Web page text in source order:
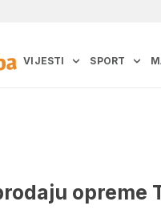
VIJESTI SPORT
opreme